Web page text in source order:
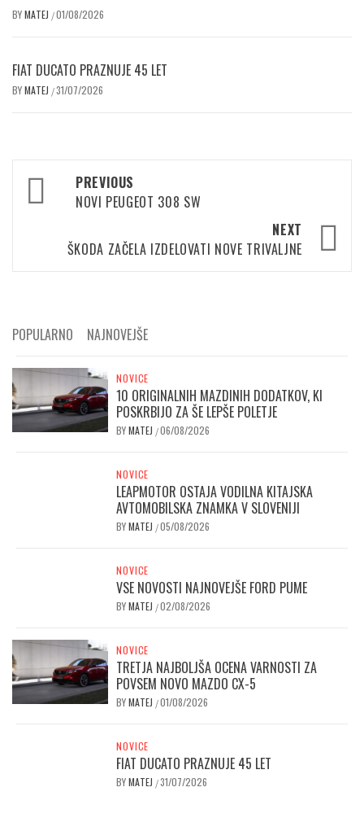
BYMATEJ /01/08/2026
FIAT DUCATO PRAZNUJE 45 LET
BYMATEJ /31/07/2026
Post
navigation
PREVIOUS
NOVI PEUGEOT 308 SW
NEXT
ŠKODA ZAČELA IZDELOVATI NOVE TRIVALJNE
POPULARNO NAJNOVEJŠE
NOVICE
10 ORIGINALNIH MAZDINIH DODATKOV, KI
POSKRBIJO ZA ŠE LEPŠE POLETJE
BYMATEJ /06/08/2026
NOVICE
LEAPMOTOR OSTAJA VODILNA KITAJSKA
AVTOMOBILSKA ZNAMKA V SLOVENIJI
BYMATEJ /05/08/2026
NOVICE
VSE NOVOSTI NAJNOVEJŠE FORD PUME
BYMATEJ /02/08/2026
NOVICE
TRETJA NAJBOLJŠA OCENA VARNOSTI ZA
POVSEM NOVO MAZDO CX-5
BYMATEJ /01/08/2026
NOVICE
FIAT DUCATO PRAZNUJE 45 LET
BYMATEJ /31/07/2026